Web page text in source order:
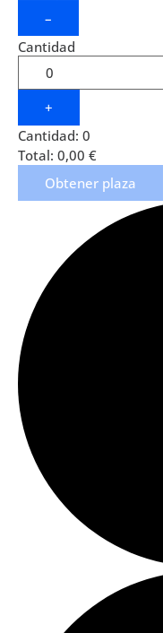
–
Cantidad
+
Cantidad: 0
Total: 0,00 €
Obtener plaza